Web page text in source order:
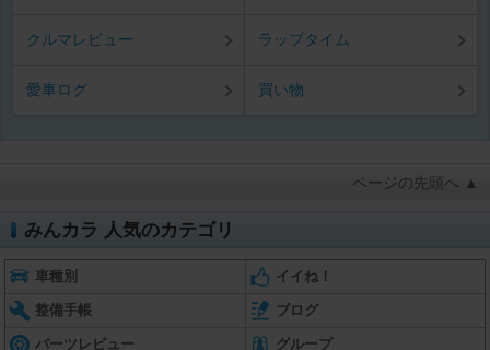
クルマレビュー ラップタイム
愛車ログ 買い物
ページの先頭へ ▲
みんカラ 人気のカテゴリ
車種別 イイね！
整備手帳 ブログ
パーツレビュー グループ